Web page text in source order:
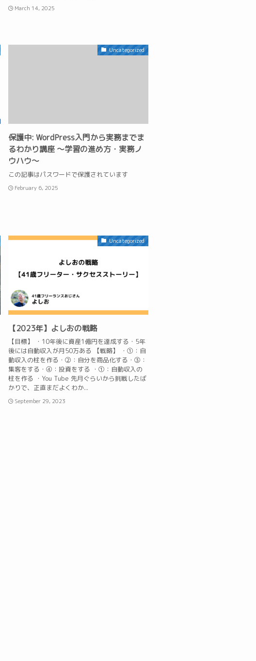
March 14, 2025
Uncategorized
保護中: WordPress入門から実務までま
るわかり講座 〜学習の進め方・実務ノ
ウハウ〜
この記事はパスワードで保護されています
February 6, 2025
Uncategorized
【2023年】よしおの戦略
【目標】 ・10年後に資産1億円を達成する・5年
後には自動収入が月50万ある 【戦略】 ・①：自
動収入の柱を作る・②：自分を商品化する・③：
集客をする・④：投資をする ・①：自動収入の
柱を作る ・You Tube 先月ぐらいから挑戦したば
かりで、正直まだよくわか...
September 29, 2023